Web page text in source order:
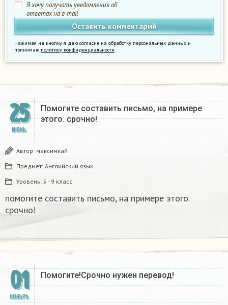
Я хочу получать уведомления об
ответах на e-mail
Нажимая на кнопку я даю согласие на обработку персональных данных и
принимаю политику конфиденциальности.
25
ИЮНЬ
Помогите составить письмо, на примере
этого. срочно!​
Автор: максимкай
Предмет: Английский язык
Уровень: 5 - 9 класс
помогите составить письмо, на примере этого.
срочно!​
01
НОЯБРЬ
Помогите!Срочно нужен перевод!